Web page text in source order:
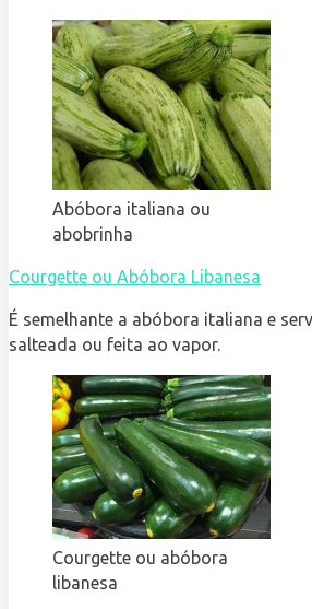
Abóbora italiana ou
abobrinha
Courgette ou Abóbora Libanesa
É semelhante a abóbora italiana e
salteada ou feita ao vapor.
Courgette ou abóbora
libanesa